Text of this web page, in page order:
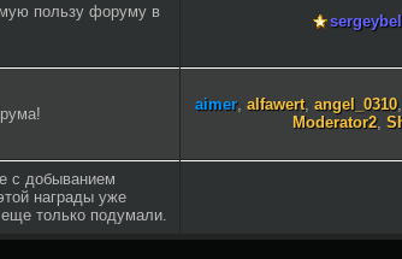
пользу форуму в
aimer, alfawert, angel_0310,
Moderator2,
с добыванием
награды уже
только подумали.